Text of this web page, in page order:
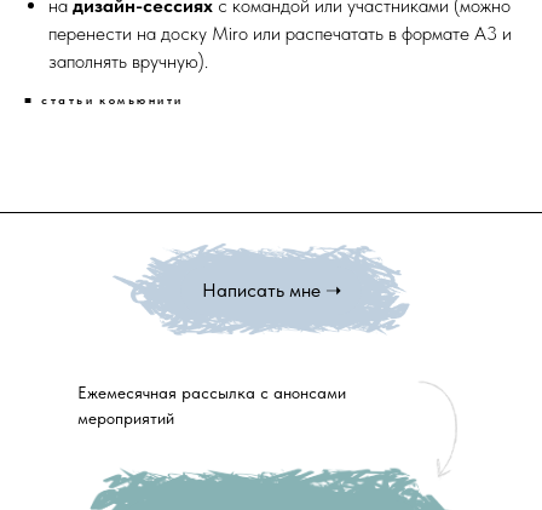
на дизайн-сессиях с командой или участниками (можно
перенести на доску Miro или распечатать в формате A3 и
заполнять вручную).
■ cтатьи комьюнити
Написать мне ➝
Ежемесячная рассылка с анонсами
мероприятий